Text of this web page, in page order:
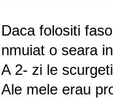
Daca folositi
nmuiat o seara
A 2- zi le
Ale mele erau